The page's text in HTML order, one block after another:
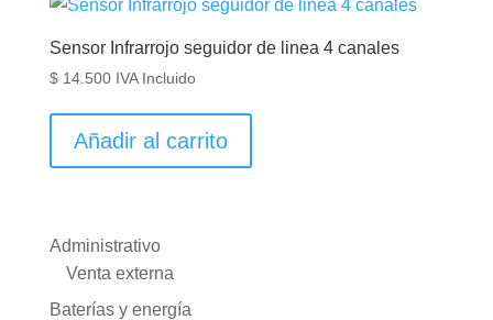
Sensor Infrarrojo seguidor de linea 4 canales
$14.500 IVA Incluido
Añadir al carrito
Administrativo
Venta externa
Baterías y energía